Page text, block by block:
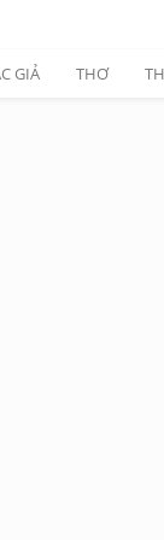
GIẢ THƠ